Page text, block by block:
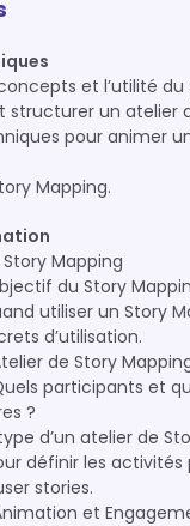
et l’utilité du
structurer un atelier
pour animer
Mapping.
Mapping
du Story
utiliser un Story
d’utilisation.
de Story
participants et
?
d’un atelier de
définir les activités
stories.
et